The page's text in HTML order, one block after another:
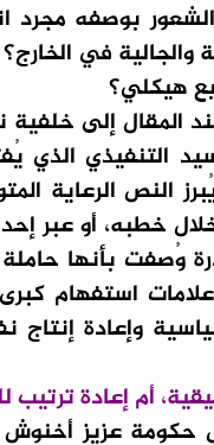
بوصفه مجرد
والجالية في
هيكلي؟
المقال إلى
التنفيذي الذي
النص الرعاية
خلال خطبه، أو عبر
وُصفت بأنها حاملة
استفهام
وإعادة
أم إعادة
حكومة عزيز